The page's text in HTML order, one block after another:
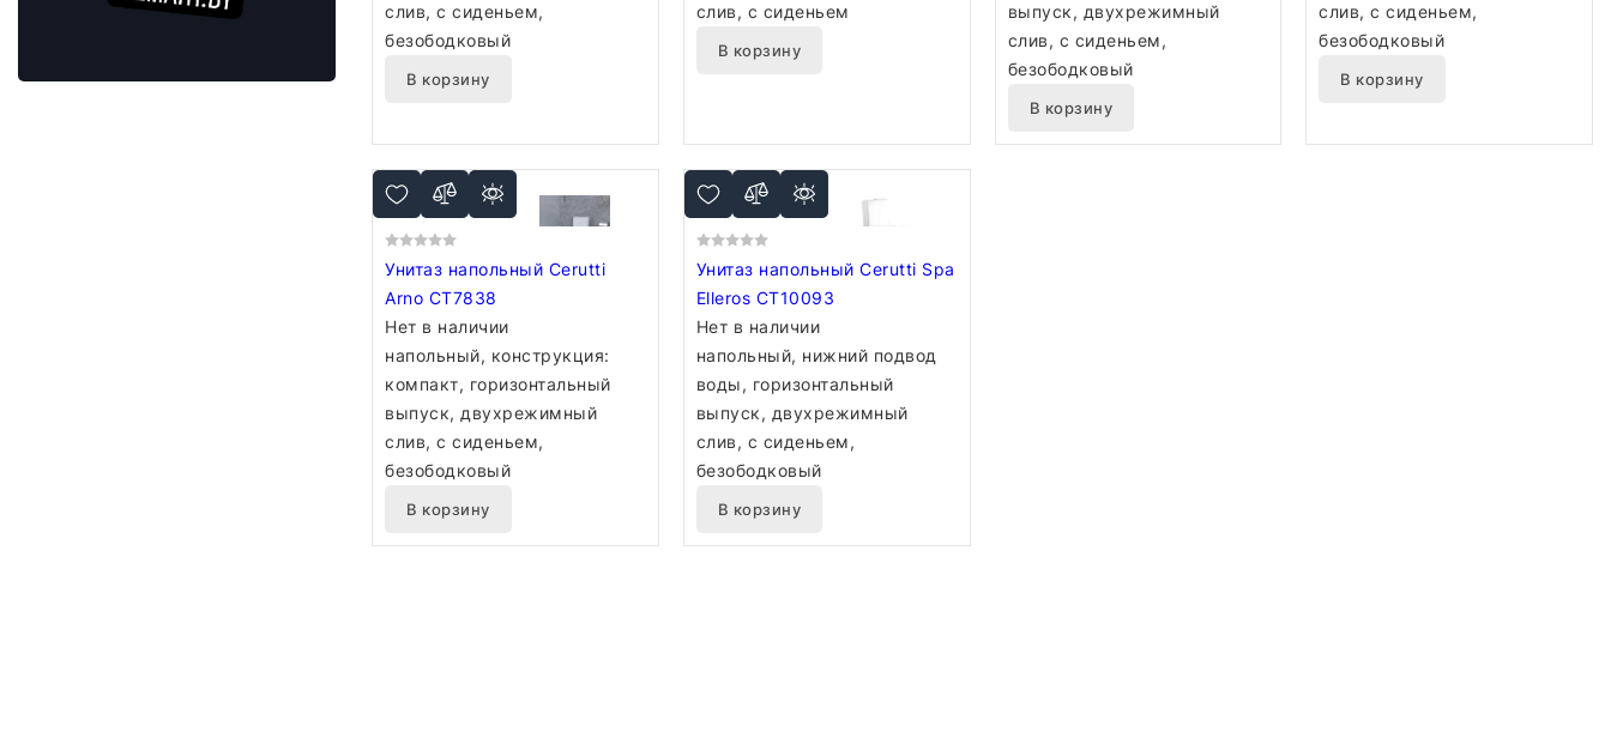
слив, с сиденьем,
безободковый
В корзину
слив, с сиденьем
В корзину
выпуск, двухрежимный
слив, с сиденьем,
безободковый
В корзину
слив, с сиденьем,
безободковый
В корзину
Унитаз напольный Cerutti
Arno CT7838
Нет в наличии
напольный, конструкция:
компакт, горизонтальный
выпуск, двухрежимный
слив, с сиденьем,
безободковый
В корзину
Унитаз напольный Cerutti Spa
Elleros CT10093
Нет в наличии
напольный, нижний подвод
воды, горизонтальный
выпуск, двухрежимный
слив, с сиденьем,
безободковый
В корзину